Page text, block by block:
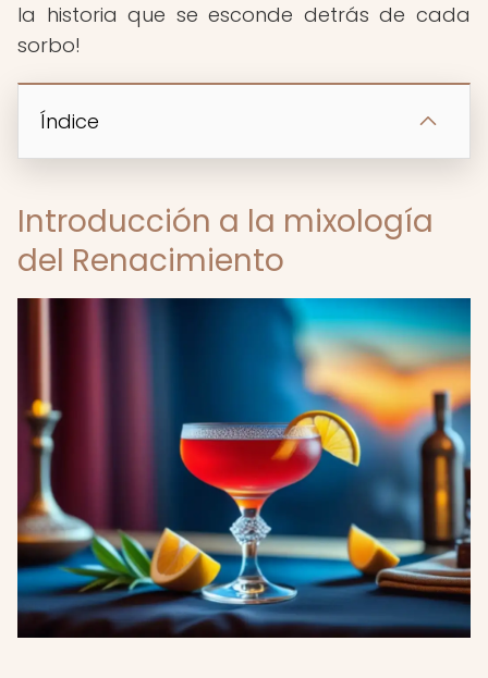
la historia que se esconde detrás de cada
sorbo!
Índice
Introducción a la mixología
del Renacimiento